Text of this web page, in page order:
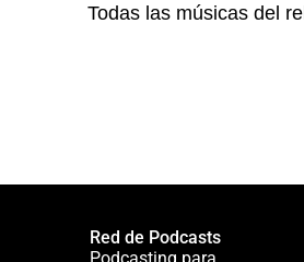
Todas las músicas del
Red de Podcasts